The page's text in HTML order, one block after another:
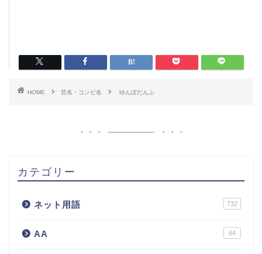
HOME 芸名・コンビ名 ゆんぼだんぷ
カテゴリー
ネット用語 732
AA 64